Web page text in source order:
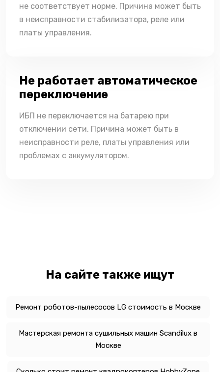
не соответствует норме. Причина может быть
в неисправности стабилизатора, реле или
платы управления.
Не работает автоматическое
переключение
ИБП не переключается на батарею при
отключении сети. Причина может быть в
неисправности реле, платы управления или
проблемах с аккумулятором.
На сайте также ищут
Ремонт роботов-пылесосов LG стоимость в Москве
Мастерская ремонта сушильных машин Scandilux в
Москве